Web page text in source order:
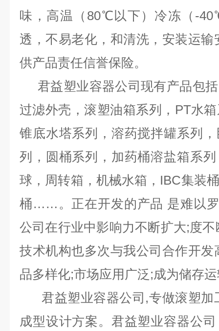
味，高温（80℃以下）冷冻（-
透，不易老化，和清洗，安装运
供产品责任信誉保险。
君益塑业容器公司现有产品包
过滤外壳，滚塑油箱系列，PT水
锥底水塔系列，溶药搅拌罐系列
列，圆桶系列，加药桶溶盐箱系
球，周转箱，机械水箱，IBC集装
桶……。正在开发的产品 是难以
公司在行业中影响力不断扩大;度
技术机构也多次与我公司合作开
品多样化;市场应用广泛;成为储存
君益塑业容器公司,专做滚塑加
成型设计方案。君益塑业容器公